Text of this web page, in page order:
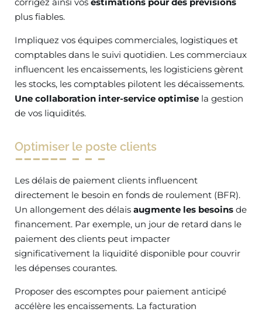
plus fiables.
Impliquez vos équipes commerciales, logistiques et
comptables dans le suivi quotidien. Les commerciaux
influencent les encaissements, les logisticiens gèrent
les stocks, les comptables pilotent les décaissements.
Une collaboration inter-service optimise la gestion
de vos liquidités.
Optimiser le poste clients
Les délais de paiement clients influencent
directement le besoin en fonds de roulement (BFR).
Un allongement des délais augmente les besoins de
financement. Par exemple, un jour de retard dans le
paiement des clients peut impacter
significativement la liquidité disponible pour couvrir
les dépenses courantes.
Proposer des escomptes pour paiement anticipé
accélère les encaissements. La facturation